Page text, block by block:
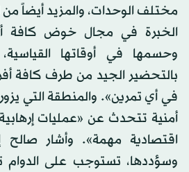
مختلف الوحدات، والمزيد أيضاً
الخبرة في مجال خوض كافة
وحسمها في أوقاتها
بالتحضير الجيد من طرف كافة
في أي تمرين». والمنطقة التي
أمنية تتحدث عن «عمليات
اقتصادية مهمة». وأشار صالح
وسؤددها، تستوجب على الدوام